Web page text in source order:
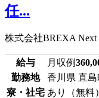
任...
株式会社BREXA Next
給与 月収例
勤務地
香川県 直島
寮・社宅 あり（無料）